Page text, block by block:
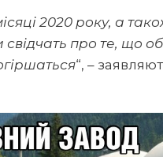
2020 року, а
свідчать про те, що
“, –